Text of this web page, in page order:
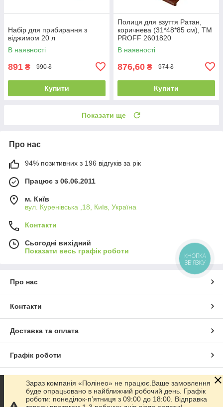
Набір для прибирання з
віджимом 20 л
В наявності
891 ₴ 990 ₴
Купити
Полиця для взуття Ратан,
коричнева (31*48*85 см), ТМ
PROFF 2601820
В наявності
876,60 ₴ 974 ₴
Купити
Показати ще
Про нас
94% позитивних з 196 відгуків за рік
Працює з 06.06.2011
м. Київ
вул. Куренівська ,18, Київ, Україна
Контакти
Сьогодні вихідний
Показати весь графік роботи
Про нас
Контакти
Доставка та оплата
Графік роботи
Повна версія сайту
Сайт створено на маркетплейсі Prom.ua
Зараз компанія «Полінео» не працює.Ваше замовлення
буде опрацьовано в найближчий робочий день. Графік
роботи: понеділок-п’ятниця з 09:00 до 18:00. Відправка
КНОПКА
ЗВ'ЯЗКУ